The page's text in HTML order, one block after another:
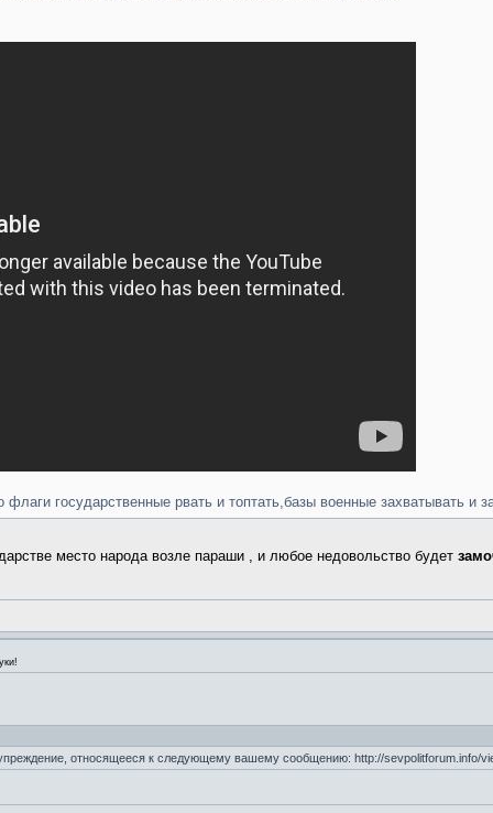
государственные рвать и топтать,базы военные захватывать и
место народа возле параши , и любое недовольство будет
относящееся к следующему вашему сообщению: http://sevpolitforum.info/